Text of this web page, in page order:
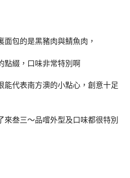
包的是黑豬肉與鯖魚肉，
點綴，口味非常特別啊
能代表南方澳的小點心，創意十足
來叁三～品嚐外型及口味都很特別